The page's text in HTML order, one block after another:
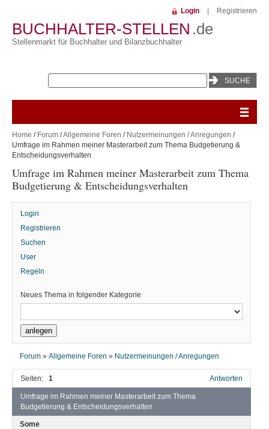
BUCHHALTER-STELLEN .de
Stellenmarkt für Buchhalter und Bilanzbuchhalter
Login Registrieren
Home / Forum /Allgemeine Foren / Nutzermeinungen / Anregungen /
Umfrage im Rahmen meiner Masterarbeit zum Thema Budgetierung &
Entscheidungsverhalten
Umfrage im Rahmen meiner Masterarbeit zum Thema
Budgetierung & Entscheidungsverhalten
Login
Registrieren
Suchen
User
Regeln
Neues Thema in folgender Kategorie
Forum »Allgemeine Foren » Nutzermeinungen / Anregungen
Seiten: 1 Antworten
Umfrage im Rahmen meiner Masterarbeit zum Thema
Budgetierung & Entscheidungsverhalten
Some